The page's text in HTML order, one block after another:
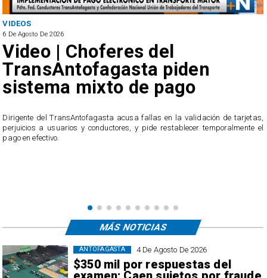
VIDEOS
6 De Agosto De 2026
Video | Choferes del
TransAntofagasta piden
sistema mixto de pago
​Dirigente del TransAntofagasta acusa fallas en la validación de tarjetas,
perjuicios a usuarios y conductores, y pide restablecer temporalmente el
pago en efectivo.
4 De Agosto De 2026
$350 mil por respuestas del
ANTOFAGASTA
MÁS NOTICIAS